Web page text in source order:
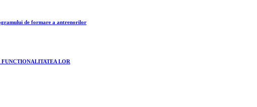
de formare a antrenorilor
LOR